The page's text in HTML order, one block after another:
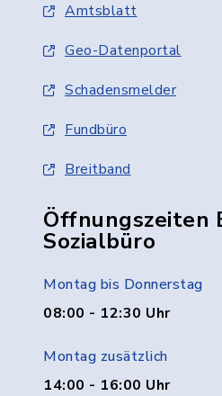
Amtsblatt
Geo-Datenportal
Schadensmelder
Fundbüro
Breitband
Öffnungszeiten
Sozialbüro
Montag bis Donnerstag
08:00 - 12:30 Uhr
Montag zusätzlich
14:00 - 16:00 Uhr